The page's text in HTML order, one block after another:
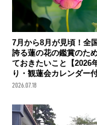
7月から8月が見頃！全
誇る蓮の花の鑑賞のた
ておきたいこと【2026
り・観蓮会カレンダー付
2026.07.18